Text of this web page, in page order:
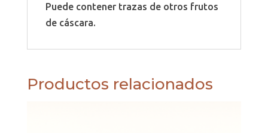
Puede contener trazas de otros frutos
de cáscara.
Productos relacionados